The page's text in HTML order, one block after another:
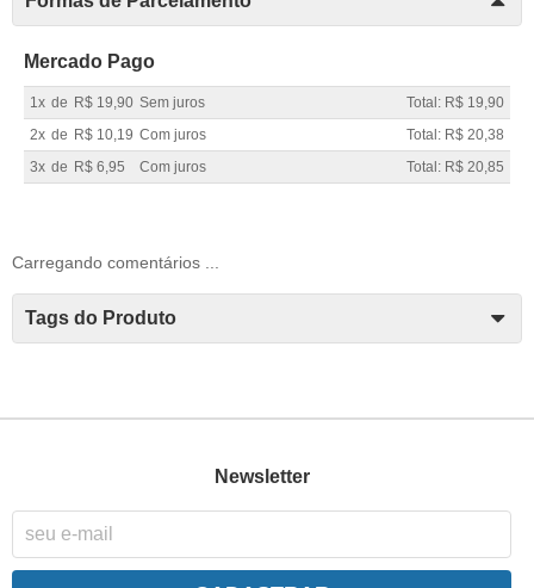
Mercado Pago
1x de R$ 19,90 Sem juros
Total: R$ 19,90
2x de R$ 10,19 Com juros
Total: R$ 20,38
3x de R$ 6,95 Com juros Total: R$ 20,85
Carregando comentários ...
Tags do Produto
Newsletter